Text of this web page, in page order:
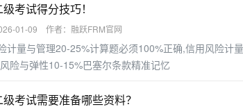
考试得分技巧！
01-09 作者：融跃FRM官网
计量与管理20-25%计算题必须100%正确,信用风险计
险与弹性10-15%巴塞尔条款精准记忆
考试需要准备哪些资料？